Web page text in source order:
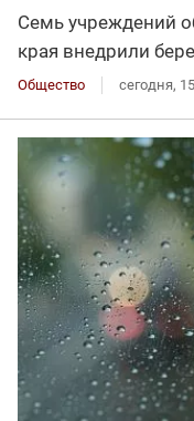
Семь учреждений
края внедрили
Общество сегодня,